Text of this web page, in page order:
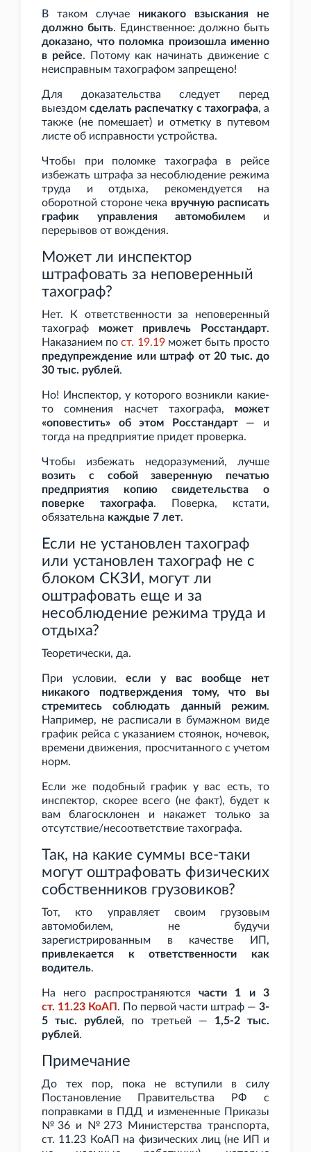
В таком случае никакого взыскания не
должно быть. Единственное: должно быть
доказано, что поломка произошла именно
в рейсе. Потому как начинать движение с
неисправным тахографом запрещено!
Для доказательства следует перед
выездомсделать распечатку с тахографа, а
также (не помешает) и отметку в путевом
листе об исправности устройства.
Чтобы при поломке тахографа в рейсе
избежать штрафа за несоблюдение режима
труда и отдыха, рекомендуется на
оборотной стороне чека вручную расписать
график управления автомобилем и
перерывов от вождения.
Может ли инспектор
штрафовать за неповеренный
тахограф?
Нет. К ответственности за неповеренный
тахограф может привлечь Росстандарт.
Наказанием пост. 19.19может быть просто
предупреждение или штраф от 20 тыс. до
30 тыс. рублей.
Но! Инспектор, у которого возникли какие-
то сомнения насчет тахографа, может
«оповестить» об этом Росстандарт— и
тогда на предприятие придет проверка.
Чтобы избежать недоразумений, лучше
возить с собой заверенную печатью
предприятия копию свидетельства о
поверке тахографа. Поверка, кстати,
обязательна каждые 7 лет.
Если не установлен тахограф
или установлен тахограф не с
блоком СКЗИ, могут ли
оштрафовать еще и за
несоблюдение режима труда и
отдыха?
Теоретически, да.
При условии,если у вас вообще нет
никакого подтверждения тому, что вы
стремитесь соблюдать данный режим.
Например, не расписали в бумажном виде
график рейса с указанием стоянок, ночевок,
времени движения, просчитанного с учетом
норм.
Если же подобный график у вас есть, то
инспектор, скорее всего (не факт), будет к
вам благосклонен и накажет только за
отсутствие/несоответствие тахографа.
Так, на какие суммы все-таки
могут оштрафовать физических
собственников грузовиков?
Тот, кто управляет своим грузовым
автомобилем, не будучи
зарегистрированным в качестве ИП,
привлекается к ответственности как
водитель.
На него распространяются части 1 и 3
ст. 11.23 КоАП . По первой части штраф — 3-
5
тыс. рублей, по третьей — 1,5-2
тыс.
рублей.
Примечание
До тех пор, пока не вступили в силу
Постановление Правительства РФ с
поправками в ПДД и измененные Приказы
№36 и №273 Министерства транспорта,
ст. 11.23 КоАП на физических лиц (не ИП и